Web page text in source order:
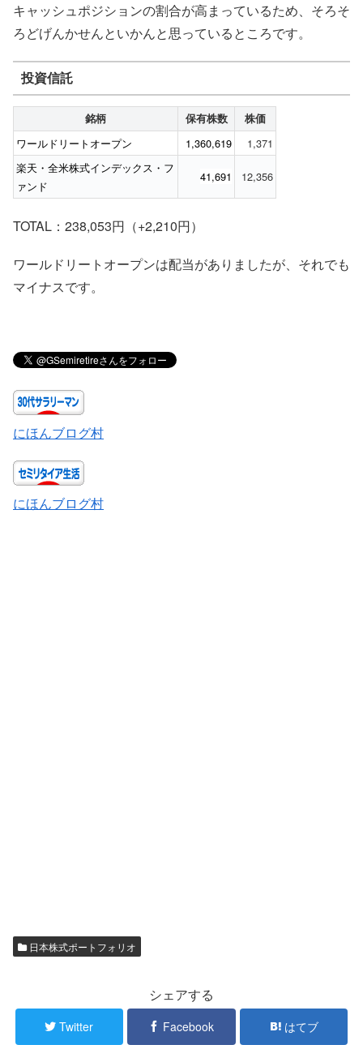
キャッシュポジションの割合が高まっているため、そろそ
ろどげんかせんといかんと思っているところです。
投資信託
銘柄 保有株数 株価
ワールドリートオープン 1,360,619
1,371
楽天・全米株式インデックス・フ
ァンド
41,691 12,356
TOTAL：238,053円（+2,210円）
ワールドリートオープンは配当がありましたが、それでも
マイナスです。
にほんブログ村
にほんブログ村
日本株式ポートフォリオ
シェアする
Twitter Facebook はてブ